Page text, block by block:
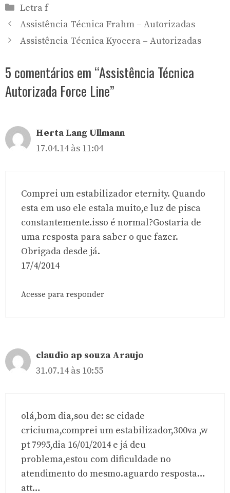
Categorias
Letra f
Assistência Técnica Frahm – Autorizadas
Assistência Técnica Kyocera – Autorizadas
5 comentários em “Assistência Técnica
Autorizada Force Line”
Herta Lang Ullmann
17.04.14 às 11:04
Comprei um estabilizador eternity. Quando
esta em uso ele estala muito,e luz de pisca
constantemente.isso é normal?Gostaria de
uma resposta para saber o que fazer.
Obrigada desde já.
17/4/2014
Acesse para responder
claudio ap souza Araujo
31.07.14 às 10:55
olá,bom dia,sou de: sc cidade
criciuma,comprei um estabilizador,300va ,w
pt 7995,dia 16/01/2014 e já deu
problema,estou com dificuldade no
atendimento do mesmo.aguardo resposta…
att…